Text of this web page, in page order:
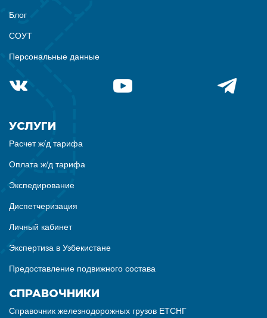
Блог
СОУТ
Персональные данные
УСЛУГИ
Расчет ж/д тарифа
Оплата ж/д тарифа
Экспедирование
Диспетчеризация
Личный кабинет
Экспертиза в Узбекистане
Предоставление подвижного состава
СПРАВОЧНИКИ
Справочник железнодорожных грузов ЕТСНГ